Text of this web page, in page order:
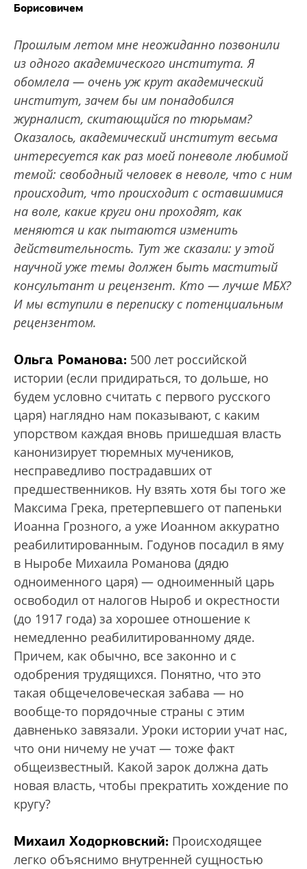
Борисовичем
Прошлым летом мне неожиданно позвонили
из одного академического института. Я
обомлела — очень уж крут академический
институт, зачем бы им понадобился
журналист, скитающийся по тюрьмам?
Оказалось, академический институт весьма
интересуется как раз моей поневоле любимой
темой: свободный человек в неволе, что с ним
происходит, что происходит с оставшимися
на воле, какие круги они проходят, как
меняются и как пытаются изменить
действительность. Тут же сказали: у этой
научной уже темы должен быть маститый
консультант и рецензент. Кто — лучше МБХ?
И мы вступили в переписку с потенциальным
рецензентом.
Ольга Романова: 500 лет российской
истории (если придираться, то дольше, но
будем условно считать с первого русского
царя) наглядно нам показывают, с каким
упорством каждая вновь пришедшая власть
канонизирует тюремных мучеников,
несправедливо пострадавших от
предшественников. Ну взять хотя бы того же
Максима Грека, претерпевшего от папеньки
Иоанна Грозного, а уже Иоанном аккуратно
реабилитированным. Годунов посадил в яму
в Ныробе Михаила Романова (дядю
одноименного царя) — одноименный царь
освободил от налогов Ныроб и окрестности
(до 1917 года) за хорошее отношение к
немедленно реабилитированному дяде.
Причем, как обычно, все законно и с
одобрения трудящихся. Понятно, что это
такая общечеловеческая забава — но
вообще-то порядочные страны с этим
давненько завязали. Уроки истории учат нас,
что они ничему не учат — тоже факт
общеизвестный. Какой зарок должна дать
новая власть, чтобы прекратить хождение по
кругу?
Михаил Ходорковский: Происходящее
легко объяснимо внутренней сущностью